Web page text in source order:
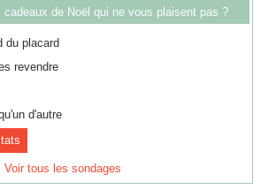
de Noël qui ne vous plaisent pas ?
du placard
revendre
d'autre
Voir tous les sondages